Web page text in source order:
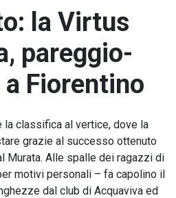
la Virtus
pareggio-
Fiorentino
classifica al vertice, dove la
grazie al successo ottenuto
Murata. Alle spalle dei ragazzi di
motivi personali – fa capolino il
dal club di Acquaviva ed